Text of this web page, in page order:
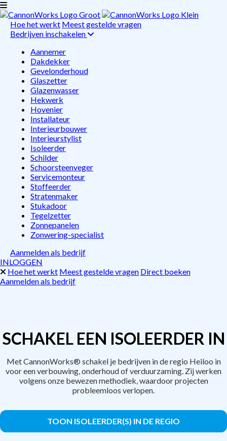
Hoe het werkt Meest gestelde vragen
Bedrijven inschakelen
Aannemer
Dakdekker
Gevelonderhoud
Glaszetter
Glazenwasser
Hekwerk
Hovenier
Installateur
Interieurbouwer
Interieurstylist
Isoleerder
Schilder
Schoorsteenveger
Servicemonteur
Stoffeerder
Stratenmaker
Stukadoor
Tegelzetter
Zonnepanelen
Zonwering-specialist
Aanmelden als bedrijf
INLOGGEN
Hoe het werkt Meest gestelde vragen Direct boeken
Aanmelden als bedrijf
SCHAKEL EEN ISOLEERDER IN
Met CannonWorks® schakel je bedrijven in de regio Heiloo in
voor een verbouwing, onderhoud of verduurzaming. Zij werken
volgens onze bewezen methodiek, waardoor projecten
probleemloos verlopen.
TOON ISOLEERDER(S) IN DE REGIO